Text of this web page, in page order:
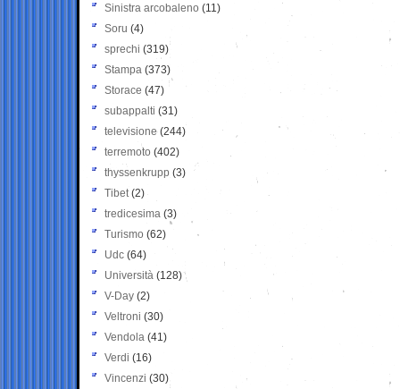
Sinistra arcobaleno (11)
Soru (4)
sprechi (319)
Stampa (373)
Storace (47)
subappalti (31)
televisione(244)
terremoto (402)
thyssenkrupp (3)
Tibet(2)
tredicesima (3)
Turismo (62)
Udc (64)
Università (128)
V-Day (2)
Veltroni (30)
Vendola (41)
Verdi (16)
Vincenzi (30)